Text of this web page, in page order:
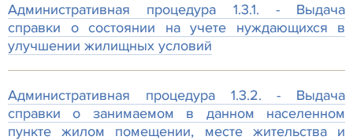
Административная процедура 1.3.1. - Выдача
справки о состоянии на учете нуждающихся в
улучшении жилищных условий
Административная процедура 1.3.2. - Выдача
справки о занимаемом в данном населенном
пункте жилом помещении, месте жительства и